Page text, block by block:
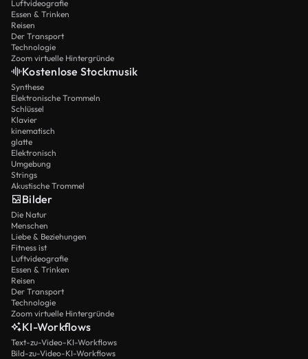
Luftvideografie
Essen & Trinken
Reisen
Der Transport
Technologie
Zoom virtuelle Hintergründe
Kostenlose Stockmusik
Synthese
Elektronische Trommeln
Schlüssel
Klavier
kinematisch
glatte
Elektronisch
Umgebung
Strings
Akustische Trommel
Bilder
Die Natur
Menschen
Liebe & Beziehungen
Fitness ist
Luftvideografie
Essen & Trinken
Reisen
Der Transport
Technologie
Zoom virtuelle Hintergründe
KI-Workflows
Text-zu-Video-KI-Workflows
Bild-zu-Video-KI-Workflows